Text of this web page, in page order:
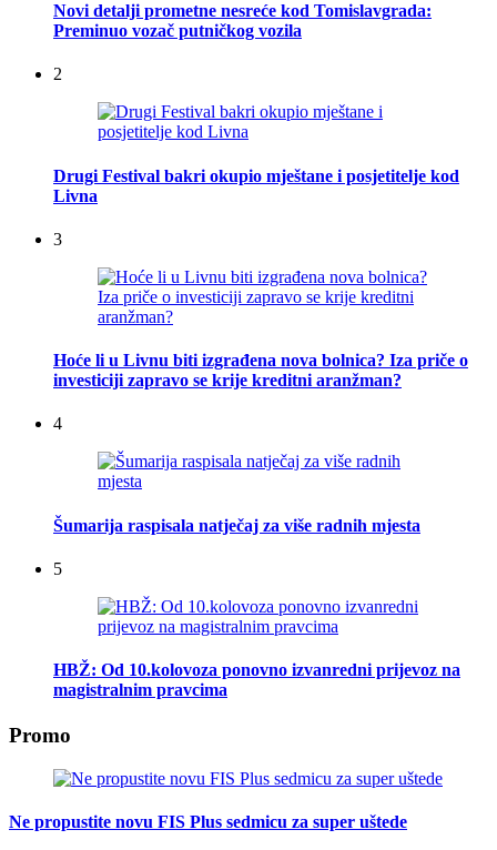
Novi detalji prometne nesreće kod Tomislavgrada:
Preminuo vozač putničkog vozila
2
Drugi Festival bakri okupio mještane i posjetitelje kod
Livna
3
Hoće li u Livnu biti izgrađena nova bolnica? Iza priče o
investiciji zapravo se krije kreditni aranžman?
4
Šumarija raspisala natječaj za više radnih mjesta
5
HBŽ: Od 10.kolovoza ponovno izvanredni prijevoz na
magistralnim pravcima
Promo
Ne propustite novu FIS Plus sedmicu za super uštede